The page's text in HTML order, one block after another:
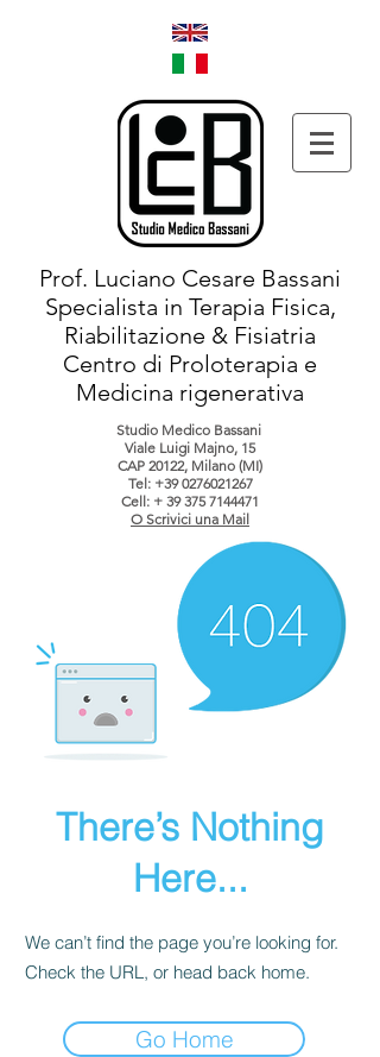
Prof. Luciano Cesare Bassani
Specialista in Terapia Fisica,
Riabilitazione & Fisiatria
Centro di Proloterapia e
Medicina rigenerativa
Studio Medico Bassani
Viale Luigi Majno, 15
CAP 20122, Milano (MI)
Tel: +39 0276021267
Cell: + 39 375 7144471
O Scrivici una Mail
There’s Nothing
Here...
We can’t find the page you’re looking for.
Check the URL, or head back home.
Go Home